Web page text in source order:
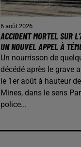
6 août 2026
ACCIDENT MORTEL SUR
UN NOUVEL APPEL À
Un nourrisson de
décédé après le grave
le 1er août à hauteur
Mines, dans le sens
police...